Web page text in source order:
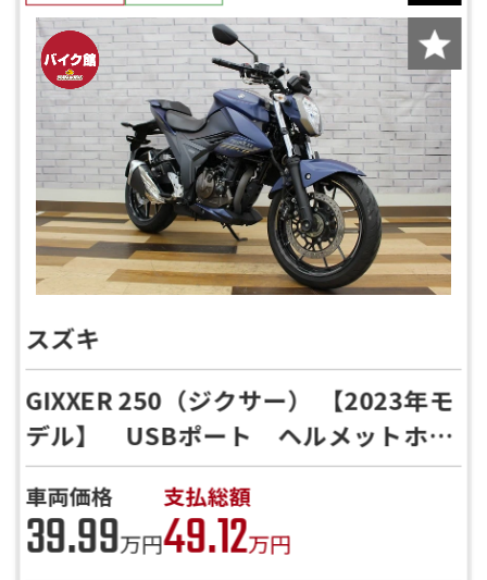
スズキ
GIXXER 250（ジクサー） 【2023年モ
デル】 USBポート ヘルメットホル
ダー スマホホルダー装備 ★お電話
にて当店より詳細をお伝えいたしま
す！
車両価格
39.99万円
支払総額
49.12万円